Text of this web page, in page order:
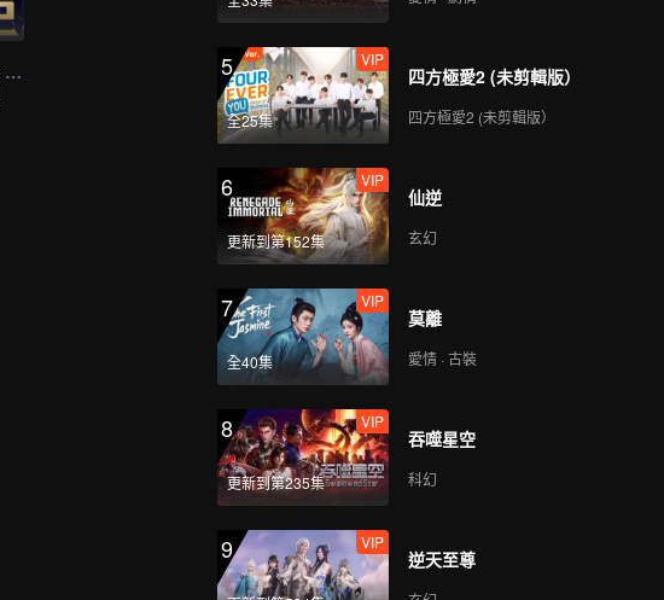
王者榮耀：榮耀之章 命運篇
5
全25集
VIP
四方極愛2 (未剪輯版）
四方極愛2 (未剪輯版）
6
更新到第152集
VIP
仙逆
玄幻
7
全40集
VIP
莫離
愛情 · 古裝
8
更新到第235集
VIP
吞噬星空
科幻
9 VIP
逆天至尊